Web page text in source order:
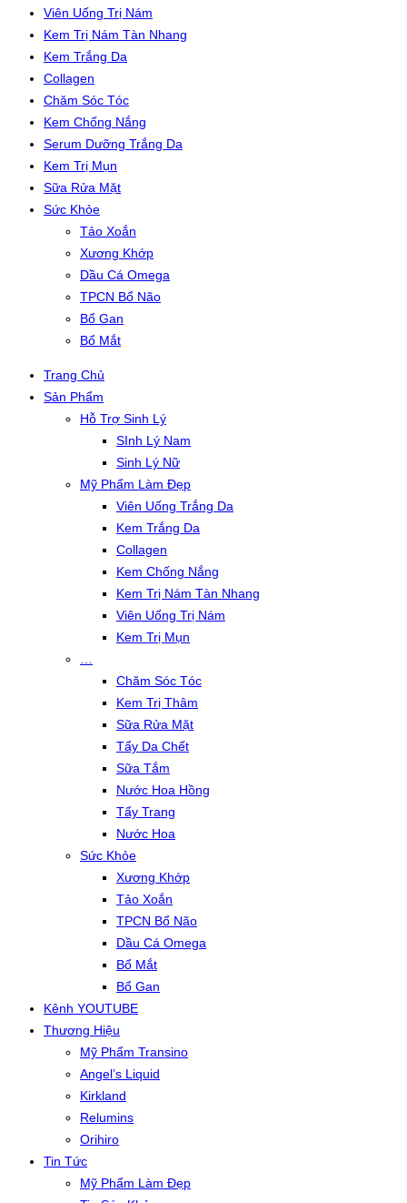
Viên Uống Trị Nám
Kem Trị Nám Tàn Nhang
Kem Trắng Da
Collagen
Chăm Sóc Tóc
Kem Chống Nắng
Serum Dưỡng Trắng Da
Kem Trị Mụn
Sữa Rửa Mặt
Sức Khỏe
Tảo Xoắn
Xương Khớp
Dầu Cá Omega
TPCN Bổ Não
Bổ Gan
Bổ Mắt
Trang Chủ
Sản Phẩm
Hỗ Trợ Sinh Lý
SInh Lý Nam
Sinh Lý Nữ
Mỹ Phẩm Làm Đẹp
Viên Uống Trắng Da
Kem Trắng Da
Collagen
Kem Chống Nắng
Kem Trị Nám Tàn Nhang
Viên Uống Trị Nám
Kem Trị Mụn
Chăm Sóc Tóc
Kem Trị Thâm
Sữa Rửa Mặt
Tẩy Da Chết
Sữa Tắm
Nước Hoa Hồng
Tẩy Trang
Nước Hoa
Sức Khỏe
Xương Khớp
Tảo Xoắn
TPCN Bổ Não
Dầu Cá Omega
Bổ Mắt
Bổ Gan
Kênh YOUTUBE
Thương Hiệu
Mỹ Phẩm Transino
Angel’s Liquid
Kirkland
Relumins
Orihiro
Tin Tức
Mỹ Phẩm Làm Đẹp